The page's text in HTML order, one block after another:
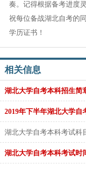
奏。记得根据备考进度
祝每位备战湖北自考的
学历证书！
相关信息
湖北大学自考本科招生简
2019年下半年湖北大学自
湖北大学自考本科考试科
湖北大学自考本科考试时